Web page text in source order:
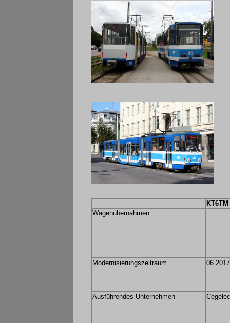
KT6TM
Wagenübernahmen
Modernisierungszeitraum
Ausführendes Unternehmen